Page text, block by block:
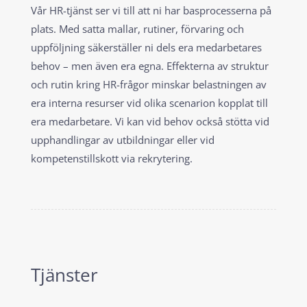
Vår HR-tjänst ser vi till att ni har basprocesserna på
plats. Med satta mallar, rutiner, förvaring och
uppföljning säkerställer ni dels era medarbetares
behov – men även era egna. Effekterna av struktur
och rutin kring HR-frågor minskar belastningen av
era interna resurser vid olika scenarion kopplat till
era medarbetare. Vi kan vid behov också stötta vid
upphandlingar av utbildningar eller vid
kompetenstillskott via rekrytering.
Tjänster